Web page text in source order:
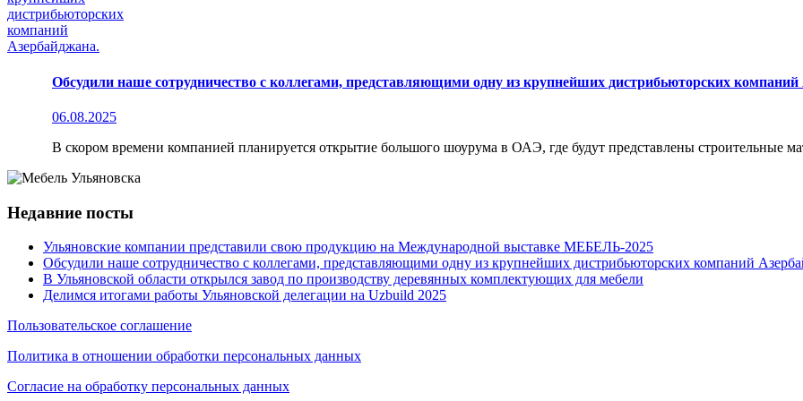
Обсудили наше сотрудничество с коллегами, представляющими одну из крупнейших дистрибьюторских
06.08.2025
В скором времени компанией планируется открытие большого шоурума в ОАЭ, где будут представлены строительные
Недавние посты
Ульяновские компании представили свою продукцию на Международной выставке МЕБЕЛЬ-2025
Обсудили наше сотрудничество с коллегами, представляющими одну из крупнейших дистрибьюторских компаний
В Ульяновской области открылся завод по производству деревянных комплектующих для мебели
Делимся итогами работы Ульяновской делегации на Uzbuild 2025
Пользовательское соглашение
Политика в отношении обработки персональных данных
Согласие на обработку персональных данных